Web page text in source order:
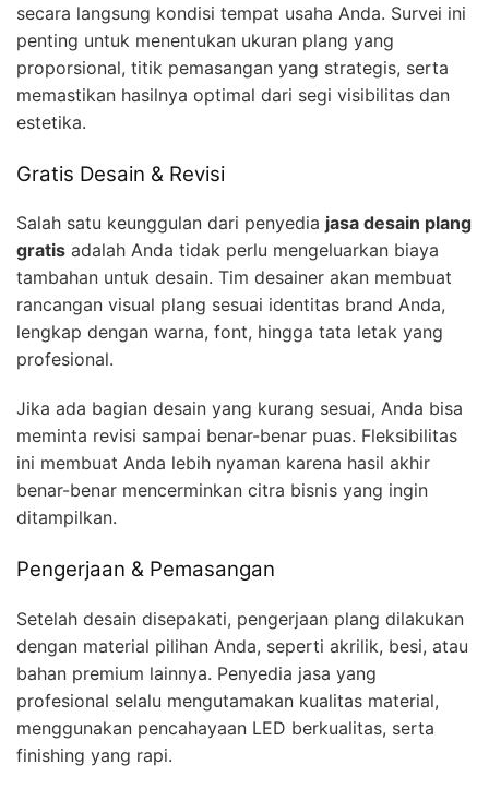
secara langsung kondisi tempat usaha Anda. Survei ini
penting untuk menentukan ukuran plang yang
proporsional, titik pemasangan yang strategis, serta
memastikan hasilnya optimal dari segi visibilitas dan
estetika.
Gratis Desain & Revisi
Salah satu keunggulan dari penyedia jasa desain plang
gratis adalah Anda tidak perlu mengeluarkan biaya
tambahan untuk desain. Tim desainer akan membuat
rancangan visual plang sesuai identitas brand Anda,
lengkap dengan warna, font, hingga tata letak yang
profesional.
Jika ada bagian desain yang kurang sesuai, Anda bisa
meminta revisi sampai benar-benar puas. Fleksibilitas
ini membuat Anda lebih nyaman karena hasil akhir
benar-benar mencerminkan citra bisnis yang ingin
ditampilkan.
Pengerjaan & Pemasangan
Setelah desain disepakati, pengerjaan plang dilakukan
dengan material pilihan Anda, seperti akrilik, besi, atau
bahan premium lainnya. Penyedia jasa yang
profesional selalu mengutamakan kualitas material,
menggunakan pencahayaan LED berkualitas, serta
finishing yang rapi.